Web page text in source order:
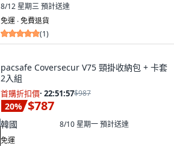
8/12 星期三預計送達
免運 ∙ 免費退貨
(1)
pacsafe Coversecur V75 頸掛收納包 + 卡套
2入組
首購折扣價· 22:51:55$987
20% $787
韓國 8/10 星期一預計送達
免運